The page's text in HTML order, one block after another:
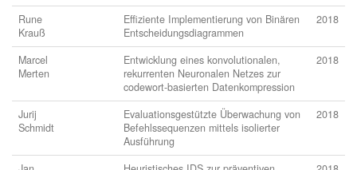
Rune
Krauß
Effiziente Implementierung von Binären
Entscheidungsdiagrammen
2018
Marcel
Merten
Entwicklung eines konvolutionalen,
rekurrenten Neuronalen Netzes zur
codewort-basierten Datenkompression
2018
Jurij
Schmidt
Evaluationsgestützte Überwachung von
Befehlssequenzen mittels isolierter
Ausführung
2018